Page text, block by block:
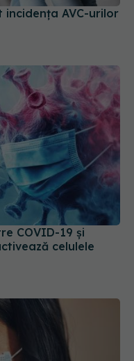
COVID-19 și
celulele